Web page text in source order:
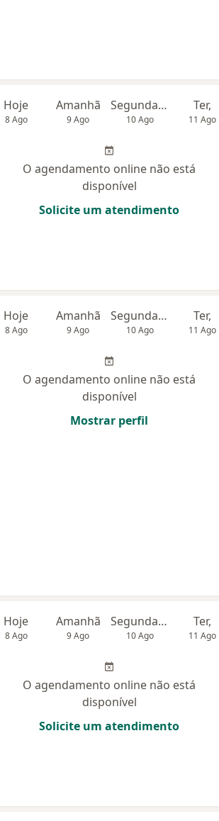
Hoje
8 Ago
Amanhã
9 Ago
Segunda-feira
10 Ago
Ter,
11 Ago
O agendamento online não está
disponível
Solicite um atendimento
Hoje
8 Ago
Amanhã
9 Ago
Segunda-feira
10 Ago
Ter,
11 Ago
O agendamento online não está
disponível
Mostrar perfil
Hoje
8 Ago
Amanhã
9 Ago
Segunda-feira
10 Ago
Ter,
11 Ago
O agendamento online não está
disponível
Solicite um atendimento